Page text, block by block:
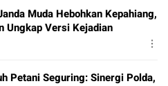
Muda Hebohkan Kepahiang,
Ungkap Versi Kejadian
Petani Seguring: Sinergi Polda,